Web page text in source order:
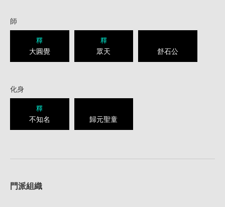
師
釋
大圓覺
釋
眾天 舒石公
化身
釋
不知名 歸元聖童
門派組織